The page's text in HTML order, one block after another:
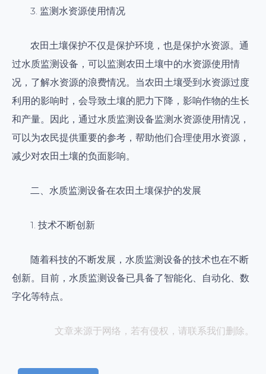
3. 监测水资源使用情况
农田土壤保护不仅是保护环境，也是保护水资源。通
过水质监测设备，可以监测农田土壤中的水资源使用情
况，了解水资源的浪费情况。当农田土壤受到水资源过度
利用的影响时，会导致土壤的肥力下降，影响作物的生长
和产量。因此，通过水质监测设备监测水资源使用情况，
可以为农民提供重要的参考，帮助他们合理使用水资源，
减少对农田土壤的负面影响。
二、水质监测设备在农田土壤保护的发展
1. 技术不断创新
随着科技的不断发展，水质监测设备的技术也在不断
创新。目前，水质监测设备已具备了智能化、自动化、数
字化等特点。
文章来源于网络，若有侵权，请联系我们删除。